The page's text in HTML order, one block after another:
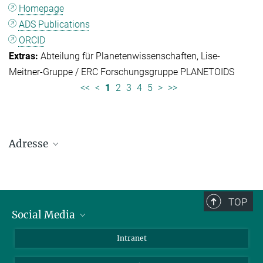
Homepage
ADS Publications
ORCID
Abteilung für Planetenwissenschaften Lise-
Meitner-Gruppe / ERC Forschungsgruppe PLANETOIDS
<< < 1 2 3 4 5 > >>
Adresse
Telefon: +49 551 384 979-0
E-Mail:presseinfo@mps.mpg.de
TOP
Social Media
Intranet